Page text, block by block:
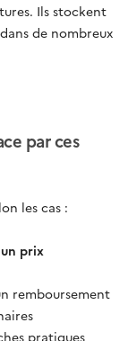
Ils stockent
de nombreux
par ces
les cas :
prix
remboursement
pratiques